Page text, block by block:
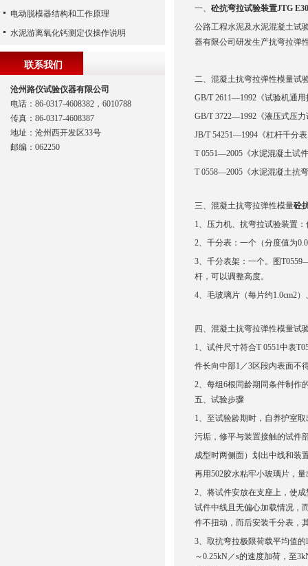
一、 砼抗弯拉试验装置JTG E30
公路工程水泥及水泥混凝土试
器有限公司研发生产抗弯拉弹
二、混凝土抗弯拉弹性模量试
GB/T 2611—1992《试验机通
GB/T 3722—1992《液压式压
JB/T 54251—1994《杠杆千分
T 0551—2005《水泥混凝土试
T 0558—2005《水泥混凝土抗
三、混凝土抗弯拉弹性模量砼
1、压力机、抗弯拉试验装置
2、千分表：一个（分度值为
3、千分表架：一个。图
杆，可以调整高度。
4、毛玻璃片（每片约1.0cm2
四、混凝土抗弯拉弹性模量试
1、试件尺寸符合T 0551中表
件长向中部1／3区段内表面不
2、每组6根同龄期同条件制作
五、 试验步骤
1、至试验龄期时，自养护室
污垢，修平与装置接触的试件
成型时两侧面）划出中线和装
再用502胶水粘牢小玻璃片，
2、将试件安放在支座上，使
试件中线且无偏心加载情况，
件不扭动，而后安装千分表，
3、取抗弯拉极限荷载平均值
～0.25kN／s的速度加荷，至
电动脱模器结构和工作原理
水泥游离氧化钙测定仪操作说明
联系我们
沧州路仪试验仪器有限公司
电话：86-0317-4608382，6010788
传真：86-0317-4608387
地址：沧州西开发区33号
邮编：062250